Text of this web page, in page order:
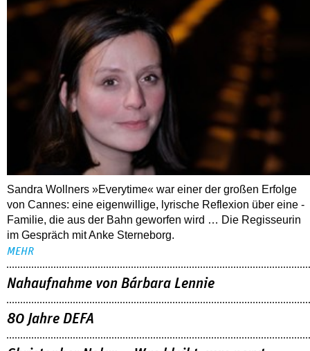
Sandra Wollners »Everytime« war einer der großen Erfolge
von Cannes: eine eigenwillige, lyrische Reflexion über eine ­
Familie, die aus der Bahn geworfen wird … Die Regisseurin
im Gespräch mit Anke Sterneborg.
MEHR
Nahaufnahme von Bárbara Lennie
80 Jahre DEFA